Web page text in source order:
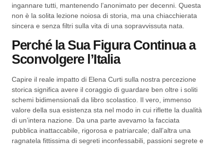
ingannare tutti, mantenendo l’anonimato per decenni. Questa
non è la solita lezione noiosa di storia, ma una chiacchierata
sincera e senza filtri sulla vita di una sopravvissuta nata.
Perché la Sua Figura Continua a
Sconvolgere l’Italia
Capire il reale impatto di Elena Curti sulla nostra percezione
storica significa avere il coraggio di guardare ben oltre i soliti
schemi bidimensionali da libro scolastico. Il vero, immenso
valore della sua esistenza sta nel modo in cui riflette la dualità
di un’intera nazione. Da una parte avevamo la facciata
pubblica inattaccabile, rigorosa e patriarcale; dall’altra una
ragnatela fittissima di segreti inconfessabili, passioni segrete e